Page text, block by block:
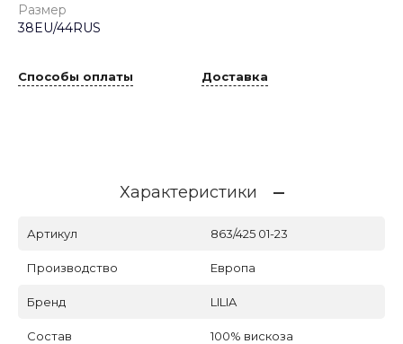
Размер
38EU/44RUS
Способы оплаты Доставка
Характеристики
Артикул 863/425 01-23
Производство Европа
Бренд LILIA
Состав 100% вискоза